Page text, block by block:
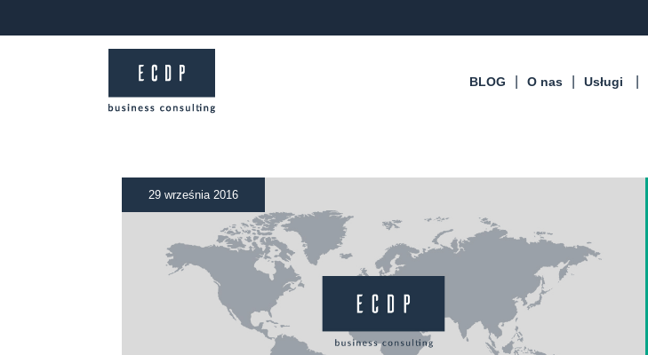
BLOG O nas Usługi
29 września 2016